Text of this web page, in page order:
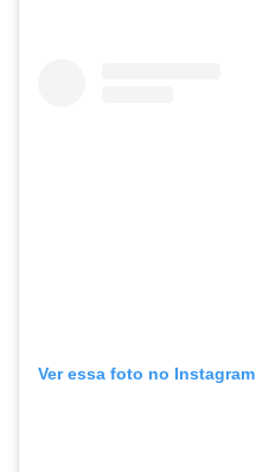
Ver essa foto no Instagram